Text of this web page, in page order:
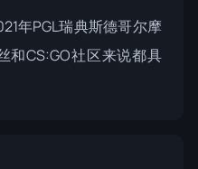
年PGL瑞典斯德哥尔摩
和CS:GO社区来说都具